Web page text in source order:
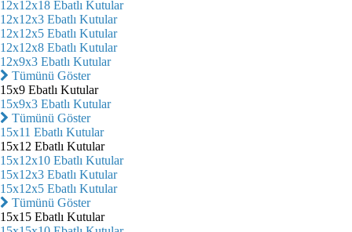
12x12x18 Ebatlı Kutular
12x12x3 Ebatlı Kutular
12x12x5 Ebatlı Kutular
12x12x8 Ebatlı Kutular
12x9x3 Ebatlı Kutular
Tümünü Göster
15x9 Ebatlı Kutular
15x9x3 Ebatlı Kutular
Tümünü Göster
15x11 Ebatlı Kutular
15x12 Ebatlı Kutular
15x12x10 Ebatlı Kutular
15x12x3 Ebatlı Kutular
15x12x5 Ebatlı Kutular
Tümünü Göster
15x15 Ebatlı Kutular